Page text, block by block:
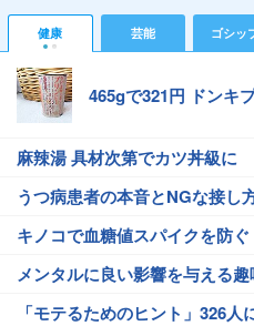
健康 芸能 ゴシッ
465gで321円 ドンキ
麻辣湯 具材次第でカツ丼級に
うつ病患者の本音とNGな接し
キノコで血糖値スパイクを防ぐ
メンタルに良い影響を与える趣
「モテるためのヒント」326人